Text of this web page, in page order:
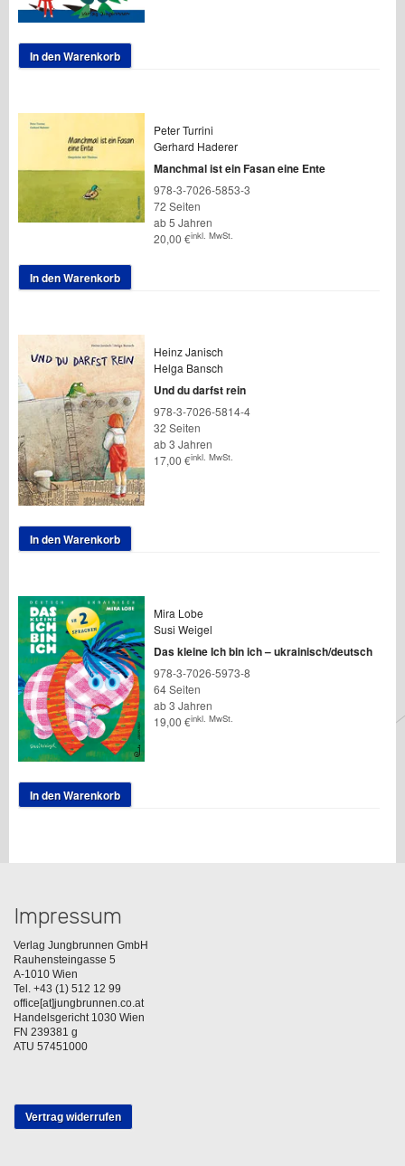
In den Warenkorb
Peter Turrini
Gerhard Haderer
Manchmal ist ein Fasan eine Ente
978-3-7026-5853-3
72 Seiten
ab 5 Jahren
20,00 €inkl. MwSt.
In den Warenkorb
Heinz Janisch
Helga Bansch
Und du darfst rein
978-3-7026-5814-4
32 Seiten
ab 3 Jahren
17,00 €inkl. MwSt.
In den Warenkorb
Mira Lobe
Susi Weigel
Das kleine Ich bin ich – ukrainisch/deutsch
978-3-7026-5973-8
64 Seiten
ab 3 Jahren
19,00 €inkl. MwSt.
In den Warenkorb
Impressum
Verlag Jungbrunnen GmbH
Rauhensteingasse 5
A-1010 Wien
Tel. +43 (1) 512 12 99
office[at]jungbrunnen.co.at
Handelsgericht 1030 Wien
FN 239381 g
ATU 57451000
Vertrag widerrufen